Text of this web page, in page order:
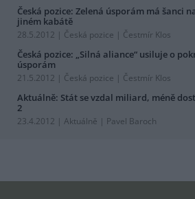
Česká pozice: Zelená úsporám má šanci
jiném kabátě
28.5.2012 | Česká pozice | Čestmír Klos
Česká pozice: „Silná aliance“ usiluje o
úsporám
21.5.2012 | Česká pozice | Čestmír Klos
Aktuálně: Stát se vzdal miliard, méně
2
23.4.2012 | Aktuálně | Pavel Baroch